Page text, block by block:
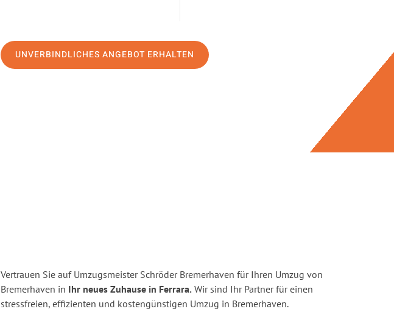
UNVERBINDLICHES ANGEBOT ERHALTEN
Vertrauen Sie auf Umzugsmeister Schröder Bremerhaven für Ihren Umzug von
Bremerhaven in Ihr neues Zuhause in Ferrara. Wir sind Ihr Partner für einen
stressfreien, effizienten und kostengünstigen Umzug in Bremerhaven.